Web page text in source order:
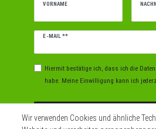
VORNAME
E-MAIL **
Newsletter
Hiermit bestätige ich, dass ich die
habe. Meine Einwilligung kann ich
Wir verwenden Cookies und ähnliche